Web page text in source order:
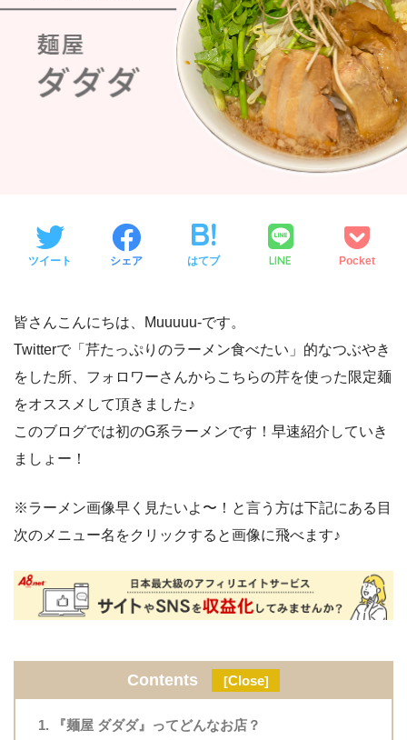
ツイート シェア はてブ LINE Pocket
皆さんこんにちは、Muuuuu-です。
Twitterで「芹たっぷりのラーメン食べたい」的なつぶやき
をした所、フォロワーさんからこちらの芹を使った限定麺
をオススメして頂きました♪
このブログでは初のG系ラーメンです！早速紹介していき
ましょー！
※ラーメン画像早く見たいよ〜！と言う方は下記にある目
次のメニュー名をクリックすると画像に飛べます♪
Contents [Close]
『麺屋 ダダダ』ってどんなお店？